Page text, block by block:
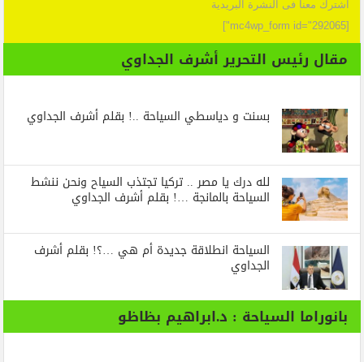
اشترك معنا فى النشرة البريدية
[mc4wp_form id="292065"]
مقال رئيس التحرير أشرف الجداوي
بسنت و دياسطي السياحة ..! بقلم أشرف الجداوي
لله درك يا مصر .. تركيا تجتذب السياح ونحن ننشط
السياحة بالمانجة …! بقلم أشرف الجداوي
السياحة انطلاقة جديدة أم هي …؟! بقلم أشرف
الجداوي
بانوراما السياحة : د.ابراهيم بظاظو